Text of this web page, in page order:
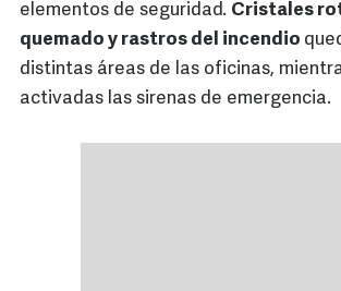
elementos de seguridad. Cristales
quemado y rastros del incendio
distintas áreas de las oficinas,
activadas las sirenas de emergencia.